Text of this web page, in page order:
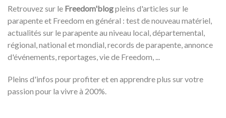
Retrouvez sur le Freedom'blogpleins d'articles sur le
parapente et Freedom en général : test de nouveau matériel,
actualités sur le parapente au niveau local, départemental,
régional, national et mondial, records de parapente, annonce
d'événements, reportages, vie de Freedom, ...
Pleins d'infos pour profiter et en apprendre plus sur votre
passion pour la vivre à 200%.